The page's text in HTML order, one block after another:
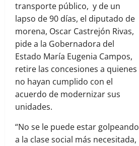
transporte público, y de un
lapso de 90 días, el diputado de
morena, Oscar Castrejón Rivas,
pide a la Gobernadora del
Estado María Eugenia Campos,
retire las concesiones a quienes
no hayan cumplido con el
acuerdo de modernizar sus
unidades.
“No se le puede estar golpeando
a la clase social más necesitada,